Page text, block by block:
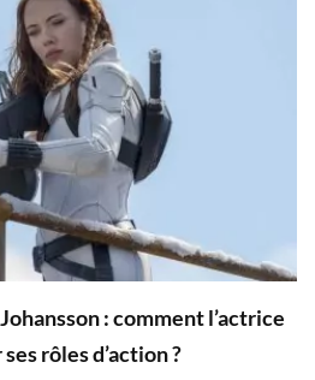
: comment l’actrice
rôles d’action ?